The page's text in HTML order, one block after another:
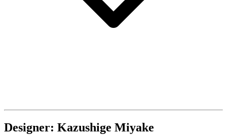
Designer: Kazushige Miyake